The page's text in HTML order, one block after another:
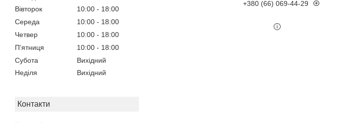
Вівторок
10:00
18:00
Середа
10:00
18:00
Четвер
10:00
18:00
Пʼятниця
10:00
18:00
Субота
Вихідний
Неділя
Вихідний
Контакти
+380 (66) 069-44-29